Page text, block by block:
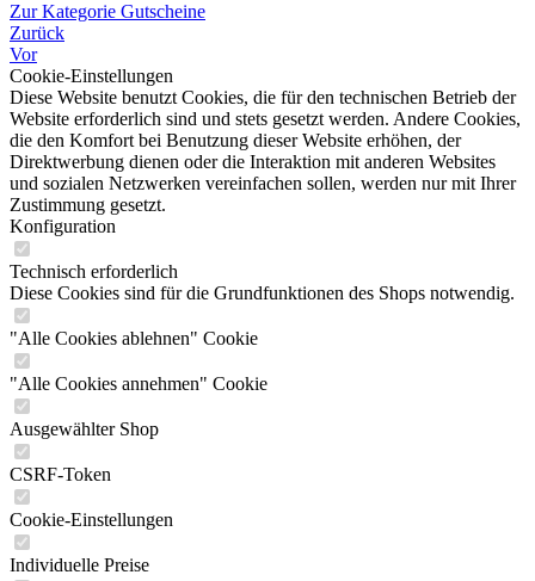
Zur Kategorie Gutscheine
Zurück
Vor
Cookie-Einstellungen
Diese Website benutzt Cookies, die für den technischen Betrieb der
Website erforderlich sind und stets gesetzt werden. Andere Cookies,
die den Komfort bei Benutzung dieser Website erhöhen, der
Direktwerbung dienen oder die Interaktion mit anderen Websites
und sozialen Netzwerken vereinfachen sollen, werden nur mit Ihrer
Zustimmung gesetzt.
Konfiguration
Technisch erforderlich
Diese Cookies sind für die Grundfunktionen des Shops notwendig.
"Alle Cookies ablehnen" Cookie
"Alle Cookies annehmen" Cookie
Ausgewählter Shop
CSRF-Token
Cookie-Einstellungen
Individuelle Preise